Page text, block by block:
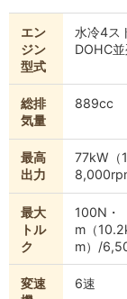
エン
ジン
型式
水冷4ス
DOHC
総排
気量
889cc
最高
出力
77kW（
最大
トル
ク
100N・
m（
m）/
変速
6速